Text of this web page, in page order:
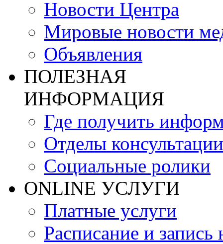
Новости Центра
Мировые новости
Объявления
ПОЛЕЗНАЯ
ИНФОРМАЦИЯ
Где получить
Отделы консультации
Социальные ролики
ONLINE УСЛУГИ
Платные услуги
Расписание и запись